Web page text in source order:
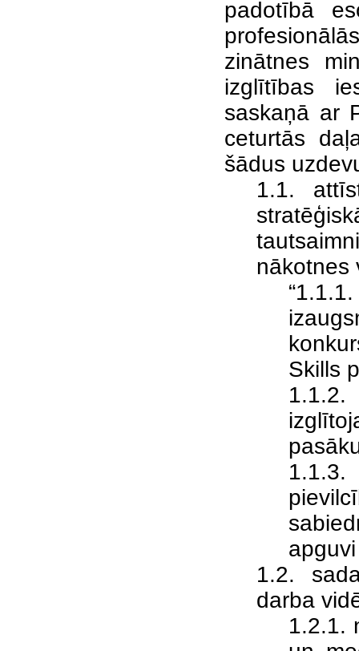
padotībā
zinātnes
izglītības
saskaņā ar
ceturtās
šādus
1.1.
nākotnes
Skills
1.2.
darba
1.2.1.